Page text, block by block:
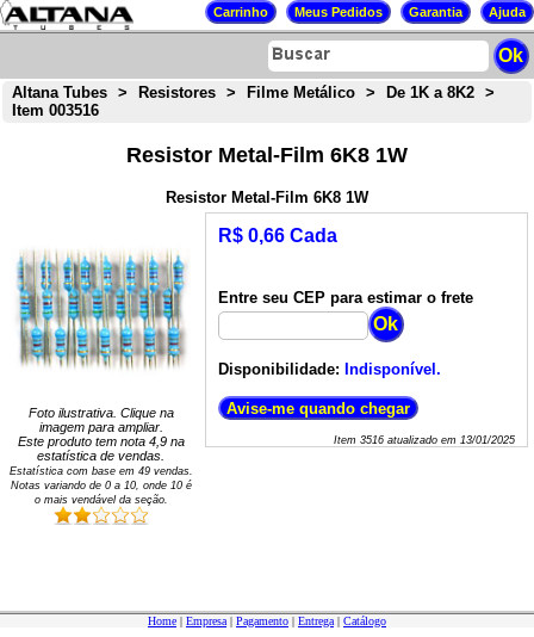
Altana Tubes > Resistores > Filme Metálico > De 1K a 8K2
>
Item 003516
Resistor Metal-Film 6K8 1W
Resistor Metal-Film 6K8 1W
Foto ilustrativa. Clique na
imagem para ampliar.
Este produto tem nota 4,9na
estatística de vendas.
Estatística com base em 49vendas.
Notas variando de 0a 10, onde 10 é
o mais vendável da seção.
R$ 0,66 Cada
Entre seu CEP para estimar o frete
Disponibilidade: Indisponível.
Item 3516atualizado em 13/01/2025
Home | Empresa | Pagamento | Entrega | Catálogo